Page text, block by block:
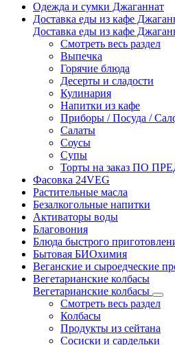
Одежда и сумки Джаганнат
Доставка еды из кафе
Доставка еды из кафе
Смотреть весь раздел
Выпечка
Горячие блюда
Десерты и сладости
Кулинария
Напитки из кафе
Приборы / Посуда /
Салаты
Соусы
Супы
Торты на заказ ПО
Фасовка 24VEG
Растительные масла
Безалкогольные напитки
Активаторы воды
Благовония
Блюда быстрого
Бытовая БИОхимия
Веганские и сыроедческие
Вегетарианские колбасы
Вегетарианские колбасы
Смотреть весь раздел
Колбасы
Продукты из сейтана
Сосиски и сардельки